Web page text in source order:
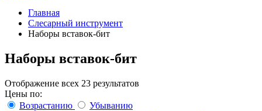
Главная
Слесарный инструмент
Наборы вставок-бит
Наборы вставок-бит
Отображение всех 23 результатов
Цены по:
Возрастанию
Убыванию